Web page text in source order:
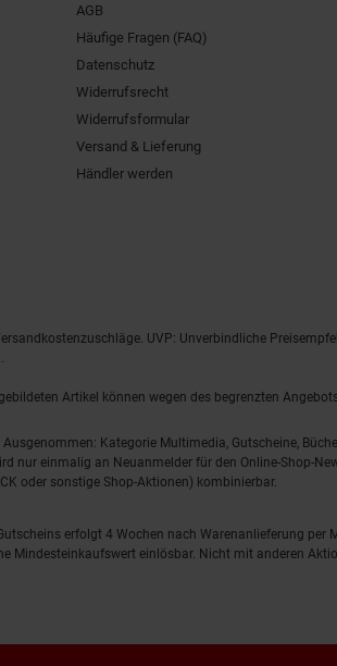
AGB
Häufige Fragen (FAQ)
Datenschutz
Widerrufsrecht
Widerrufsformular
Versand & Lieferung
Händler werden
UVP: Unverbindliche
Artikel können wegen des begrenzten
Kategorie Multimedia, Gutscheine,
nur einmalig an Neuanmelder für den Online-Shop-
oder sonstige Shop-Aktionen) kombinierbar.
erfolgt 4 Wochen nach Warenanlieferung
einlösbar. Nicht mit anderen